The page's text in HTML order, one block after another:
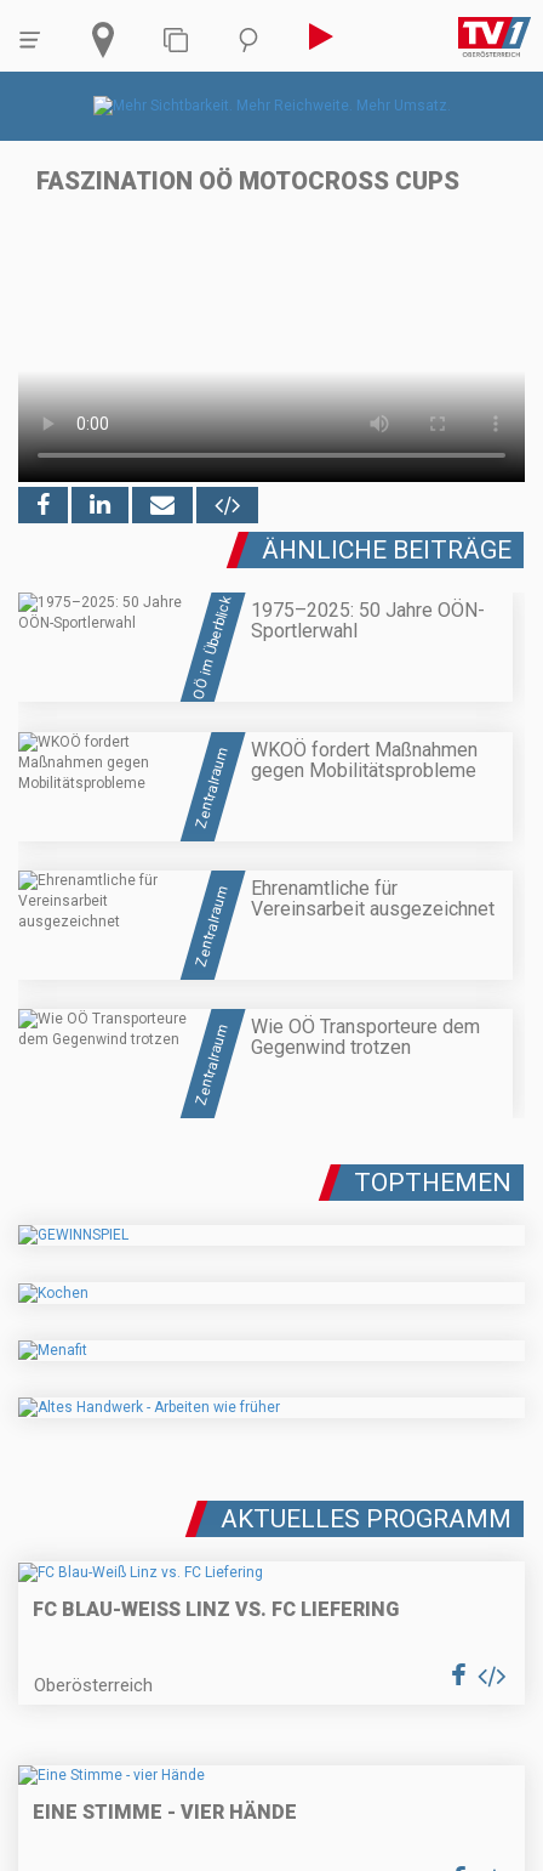
FASZINATION OÖ MOTOCROSS CUPS
ÄHNLICHE BEITRÄGE
OÖ im Überblick
1975–2025: 50 Jahre OÖN-
Sportlerwahl
Zentralraum
WKOÖ fordert Maßnahmen
gegen Mobilitätsprobleme
Zentralraum
Ehrenamtliche für
Vereinsarbeit ausgezeichnet
Zentralraum
Wie OÖ Transporteure dem
Gegenwind trotzen
TOPTHEMEN
AKTUELLES PROGRAMM
FC BLAU-WEISS LINZ VS. FC LIEFERING
Oberösterreich
EINE STIMME - VIER HÄNDE